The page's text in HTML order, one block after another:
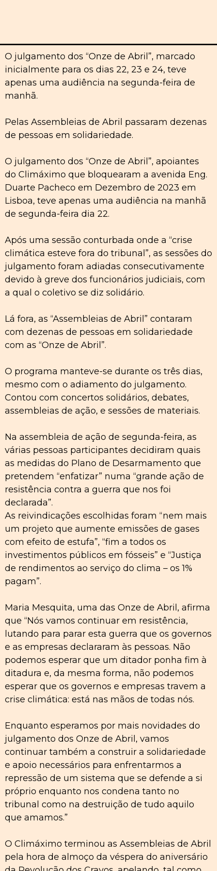
O julgamento dos “Onze de Abril”, marcado
inicialmente para os dias 22, 23 e 24, teve
apenas uma audiência na segunda-feira de
manhã.
Pelas Assembleias de Abril passaram dezenas
de pessoas em solidariedade.
O julgamento dos “Onze de Abril”, apoiantes
do Climáximo que bloquearam a avenida Eng.
Duarte Pacheco em Dezembro de 2023 em
Lisboa, teve apenas uma audiência na manhã
de segunda-feira dia 22.
Após uma sessão conturbada onde a “crise
climática esteve fora do tribunal”, as sessões do
julgamento foram adiadas consecutivamente
devido à greve dos funcionários judiciais, com
a qual o coletivo se diz solidário.
Lá fora, as “Assembleias de Abril” contaram
com dezenas de pessoas em solidariedade
com as “Onze de Abril”.
O programa manteve-se durante os três dias,
mesmo com o adiamento do julgamento.
Contou com concertos solidários, debates,
assembleias de ação, e sessões de materiais.
Na assembleia de ação de segunda-feira, as
várias pessoas participantes decidiram quais
as medidas do Plano de Desarmamento que
pretendem “enfatizar” numa “grande ação de
resistência contra a guerra que nos foi
declarada”.
As reivindicações escolhidas foram “nem mais
um projeto que aumente emissões de gases
com efeito de estufa”, “fim a todos os
investimentos públicos em fósseis” e “Justiça
de rendimentos ao serviço do clima – os 1%
pagam”.
Maria Mesquita, uma das Onze de Abril, afirma
que “Nós vamos continuar em resistência,
lutando para parar esta guerra que os governos
e as empresas declararam às pessoas. Não
podemos esperar que um ditador ponha fim à
ditadura e, da mesma forma, não podemos
esperar que os governos e empresas travem a
crise climática: está nas mãos de todas nós.
Enquanto esperamos por mais novidades do
julgamento dos Onze de Abril, vamos
continuar também a construir a solidariedade
e apoio necessários para enfrentarmos a
repressão de um sistema que se defende a si
próprio enquanto nos condena tanto no
tribunal como na destruição de tudo aquilo
que amamos.”
O Climáximo terminou as Assembleias de Abril
pela hora de almoço da véspera do aniversário